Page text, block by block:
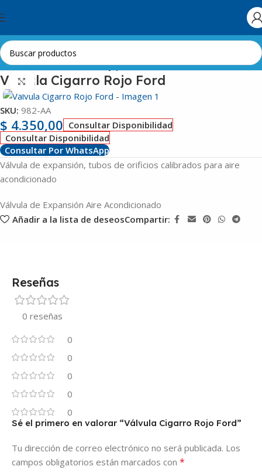
Skip to navigation
Inicio Automotor Válvulas y presostatos
Válvula Cigarro Rojo Ford
Clic para ampliar
SKU: 982-AA
$ 4.350,00 Consultar Disponibilidad
Consultar Disponibilidad
Consultar Por WhatsApp
Válvula de expansión, tubos de orificios calibrados para aire
acondicionado
Válvula de Expansión Aire Acondicionado
Añadir a la lista de deseosCompartir:
Reseñas
0 reseñas
0
0
0
0
0
Sé el primero en valorar “Válvula Cigarro Rojo Ford”
Tu dirección de correo electrónico no será publicada. Los
campos obligatorios están marcados con *